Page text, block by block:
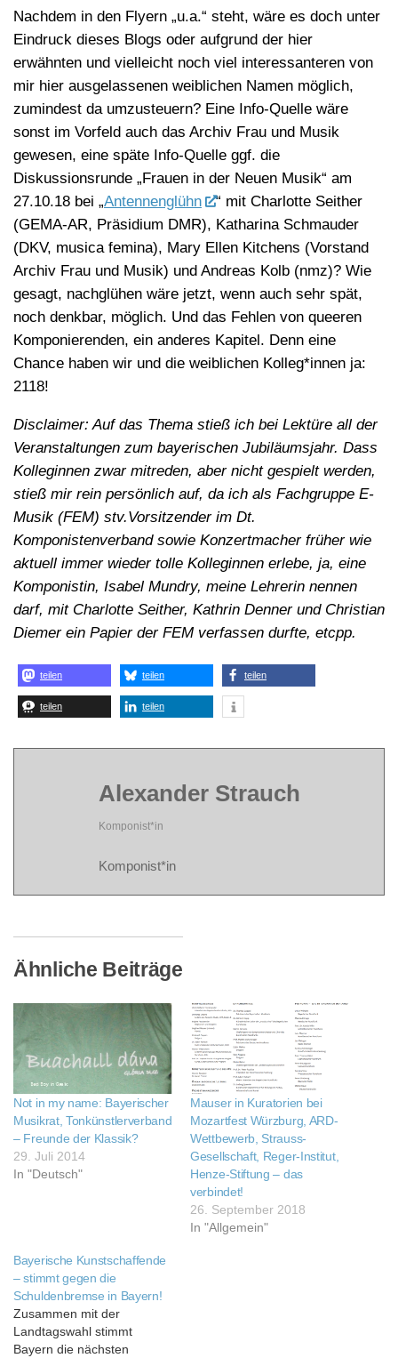
Nachdem in den Flyern „u.a.“ steht, wäre es doch unter
Eindruck dieses Blogs oder aufgrund der hier
erwähnten und vielleicht noch viel interessanteren von
mir hier ausgelassenen weiblichen Namen möglich,
zumindest da umzusteuern? Eine Info-Quelle wäre
sonst im Vorfeld auch das Archiv Frau und Musik
gewesen, eine späte Info-Quelle ggf. die
Diskussionsrunde „Frauen in der Neuen Musik“ am
27.10.18 bei „Antennenglühn
“ mit Charlotte Seither
(GEMA-AR, Präsidium DMR), Katharina Schmauder
(DKV, musica femina), Mary Ellen Kitchens (Vorstand
Archiv Frau und Musik) und Andreas Kolb (nmz)? Wie
gesagt, nachglühen wäre jetzt, wenn auch sehr spät,
noch denkbar, möglich. Und das Fehlen von queeren
Komponierenden, ein anderes Kapitel. Denn eine
Chance haben wir und die weiblichen Kolleg*innen ja:
2118!
Disclaimer: Auf das Thema stieß ich bei Lektüre all der
Veranstaltungen zum bayerischen Jubiläumsjahr. Dass
Kolleginnen zwar mitreden, aber nicht gespielt werden,
stieß mir rein persönlich auf, da ich als Fachgruppe E-
Musik (FEM) stv.Vorsitzender im Dt.
Komponistenverband sowie Konzertmacher früher wie
aktuell immer wieder tolle Kolleginnen erlebe, ja, eine
Komponistin, Isabel Mundry, meine Lehrerin nennen
darf, mit Charlotte Seither, Kathrin Denner und Christian
Diemer ein Papier der FEM verfassen durfte, etcpp.
teilen teilen teilen
teilen teilen
Alexander Strauch
Komponist*in
Komponist*in
Ähnliche Beiträge
Not in my name: Bayerischer
Musikrat, Tonkünstlerverband
– Freunde der Klassik?
29. Juli 2014
In "Deutsch"
Mauser in Kuratorien bei
Mozartfest Würzburg, ARD-
Wettbewerb, Strauss-
Gesellschaft, Reger-Institut,
Henze-Stiftung – das
verbindet!
26. September 2018
In "Allgemein"
Bayerische Kunstschaffende
– stimmt gegen die
Schuldenbremse in Bayern!
Zusammen mit der
Landtagswahl stimmt
Bayern die nächsten